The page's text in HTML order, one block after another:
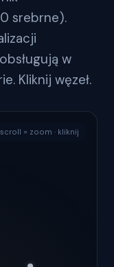
srebrne).
w
Kliknij węzeł.
scroll = zoom · kliknij